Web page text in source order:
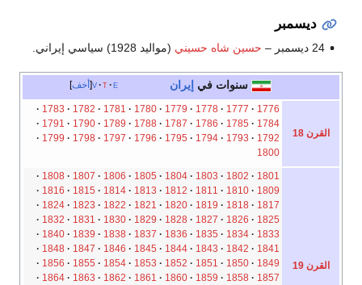
ديسمبر
24 ديسمبر – حسين شاه حسيني (مواليد 1928) سياسي إيراني.
أخف v t e سنوات في إيران
القرن 18
1776
1777
1778
1779
1780
1781
1782
1783
1784
1785
1786
1787
1788
1789
1790
1791
1792
1793
1794
1795
1796
1797
1798
1799
1800
القرن 19
1801
1802
1803
1804
1805
1806
1807
1808
1809
1810
1811
1812
1813
1814
1815
1816
1817
1818
1819
1820
1821
1822
1823
1824
1825
1826
1827
1828
1829
1830
1831
1832
1833
1834
1835
1836
1837
1838
1839
1840
1841
1842
1843
1844
1845
1846
1847
1848
1849
1850
1851
1852
1853
1854
1855
1856
1857
1858
1859
1860
1861
1862
1863
1864